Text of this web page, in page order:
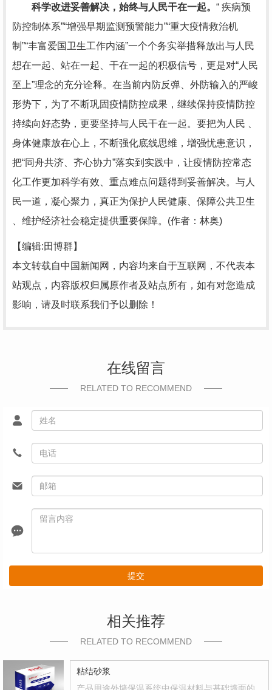
科学改进妥善解决，始终与人民干在一起。 “ 疾病预
防控制体系”“增强早期监测预警能力”“重大疫情救治机
制”“丰富爱国卫生工作内涵”一个个务实举措释放出与人民
想在一起、站在一起、干在一起的积极信号，更是对“人民
至上”理念的充分诠释。在当前内防反弹、外防输入的严峻
形势下，为了不断巩固疫情防控成果，继续保持疫情防控
持续向好态势，更要坚持与人民干在一起。要把为人民 、
身体健康放在心上，不断强化底线思维，增强忧患意识，
把“同舟共济、齐心协力”落实到实践中，让疫情防控常态
化工作更加科学有效、重点难点问题得到妥善解决。与人
民一道，凝心聚力，真正为保护人民健康、保障公共卫生
、维护经济社会稳定提供重要保障。(作者：林奥)
【编辑:田博群】
本文转载自中国新闻网，内容均来自于互联网，不代表本
站观点，内容版权归属原作者及站点所有，如有对您造成
影响，请及时联系我们予以删除！
在线留言
RELATED TO RECOMMEND
提交
相关推荐
RELATED TO RECOMMEND
粘结砂浆